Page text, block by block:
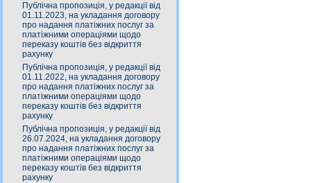
Публічна пропозиція, у редакції від
01.11.2023, на укладання договору
про надання платіжних послуг за
платіжними операціями щодо
переказу коштів без відкриття
рахунку
Публічна пропозиція, у редакції від
01.11.2022, на укладання договору
про надання платіжних послуг за
платіжними операціями щодо
переказу коштів без відкриття
рахунку
Публічна пропозиція, у редакції від
26.07.2024, на укладання договору
про надання платіжних послуг за
платіжними операціями щодо
переказу коштів без відкриття
рахунку